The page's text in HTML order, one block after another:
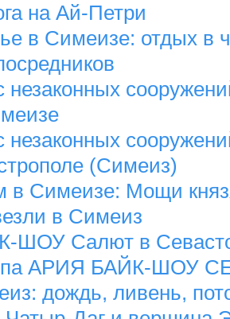
на Ай-Петри
в Симеизе: отдых в
незаконных
незаконных
(Симеиз)
в Симеизе: Мощи
в Симеиз
ШОУ Салют в
АРИЯ БАЙК-ШОУ
дождь, ливень,